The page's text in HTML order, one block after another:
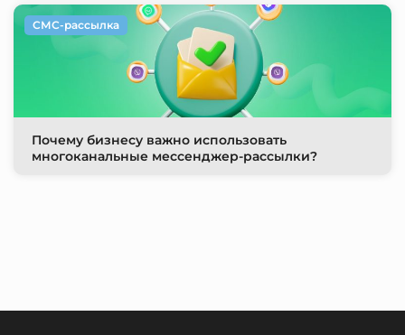
Почему бизнесу важно использовать
многоканальные мессенджер-рассылки?
СМС-рассылка